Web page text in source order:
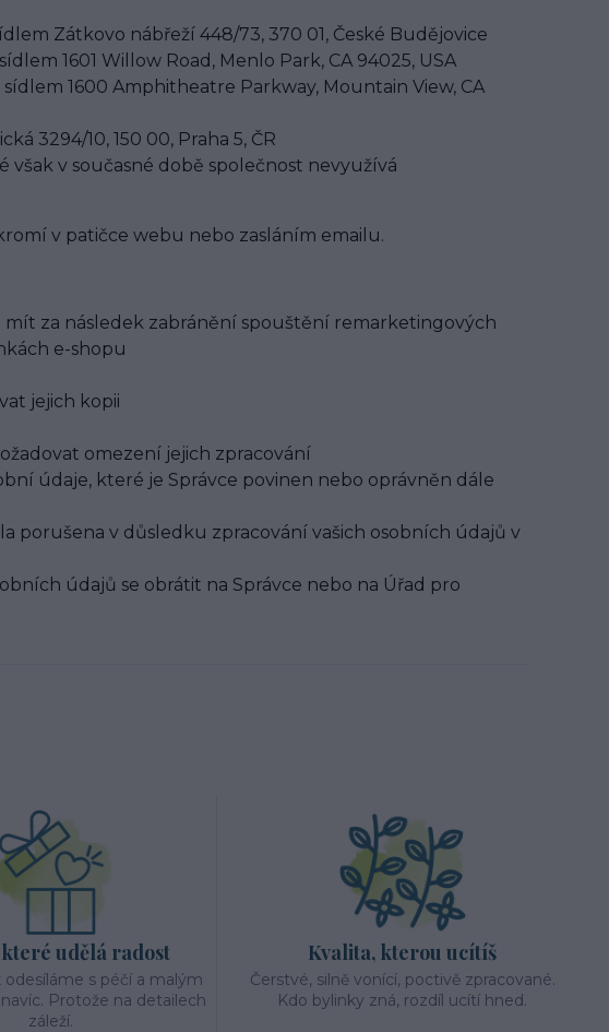
Zátkovo nábřeží 448/73, 370 01, České Budějovice
1601 Willow Road, Menlo Park, CA 94025, USA
1600 Amphitheatre Parkway, Mountain View, CA
3294/10, 150 00, Praha 5, ČR
v současné době společnost nevyužívá
v patičce webu nebo zasláním emailu.
za následek zabránění spouštění remarketingových
e-shopu
jejich kopii
omezení jejich zpracování
údaje, které je Správce povinen nebo oprávněn dále
porušena v důsledku zpracování vašich osobních údajů v
údajů se obrátit na Správce nebo na Úřad pro
udělá radost
odesíláme s péčí a malým
Protože na detailech
záleží.
Kvalita, kterou ucítíš
Čerstvé, silně vonící, poctivě zpracované.
Kdo bylinky zná, rozdíl ucítí hned.